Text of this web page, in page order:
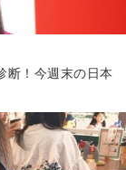
断！今週末の日本